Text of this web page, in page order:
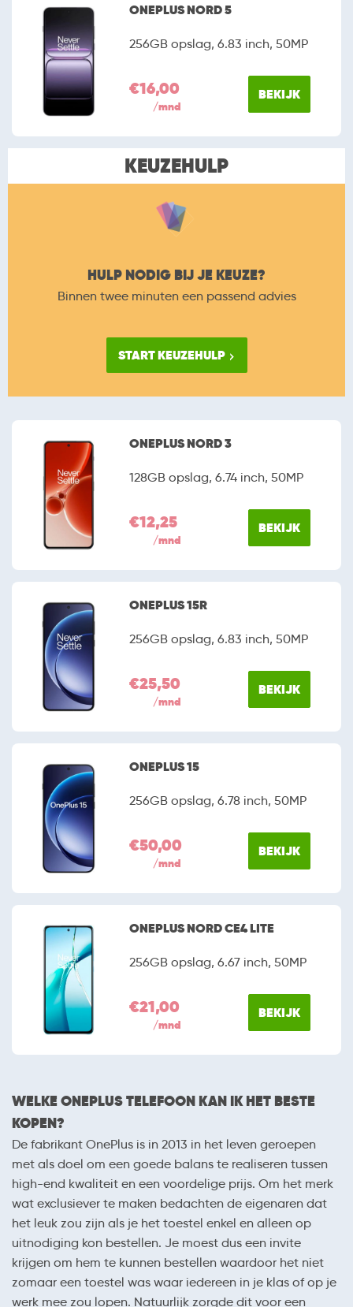
ONEPLUS NORD 5
256GB opslag, 6.83 inch, 50MP
€16,00
/mnd
BEKIJK
KEUZEHULP
HULP NODIG BIJ JE KEUZE?
Binnen twee minuten een passend advies
START KEUZEHULP
ONEPLUS NORD 3
128GB opslag, 6.74 inch, 50MP
€12,25
/mnd
BEKIJK
ONEPLUS 15R
256GB opslag, 6.83 inch, 50MP
€25,50
/mnd
BEKIJK
ONEPLUS 15
256GB opslag, 6.78 inch, 50MP
€50,00
/mnd
BEKIJK
ONEPLUS NORD CE4 LITE
256GB opslag, 6.67 inch, 50MP
€21,00
/mnd
BEKIJK
WELKE ONEPLUS TELEFOON KAN IK HET BESTE
KOPEN?
De fabrikant OnePlus is in 2013 in het leven geroepen
met als doel om een goede balans te realiseren tussen
high-end kwaliteit en een voordelige prijs. Om het merk
wat exclusiever te maken bedachten de eigenaren dat
het leuk zou zijn als je het toestel enkel en alleen op
uitnodiging kon bestellen. Je moest dus een invite
krijgen om hem te kunnen bestellen waardoor het niet
zomaar een toestel was waar iedereen in je klas of op je
werk mee zou lopen. Natuurlijk zorgde dit voor een